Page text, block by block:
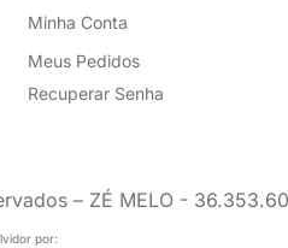
Minha Conta
Meus Pedidos
Recuperar Senha
– ZÉ MELO -
por: